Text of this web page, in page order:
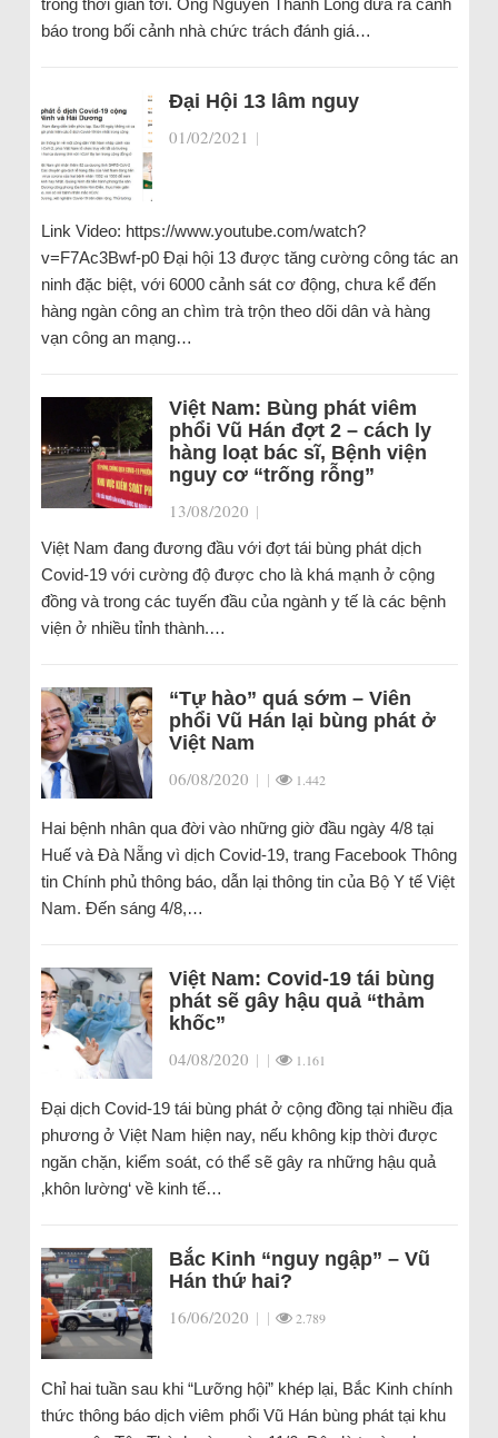
trong thời gian tới. Ông Nguyễn Thanh Long đưa ra cảnh
báo trong bối cảnh nhà chức trách đánh giá…
Đại Hội 13 lâm nguy
01/02/2021 |
Link Video: https://www.youtube.com/watch?
v=F7Ac3Bwf-p0 Đại hội 13 được tăng cường công tác an
ninh đặc biệt, với 6000 cảnh sát cơ động, chưa kể đến
hàng ngàn công an chìm trà trộn theo dõi dân và hàng
vạn công an mạng…
Việt Nam: Bùng phát viêm
phổi Vũ Hán đợt 2 – cách ly
hàng loạt bác sĩ, Bệnh viện
nguy cơ “trống rỗng”
13/08/2020 |
Việt Nam đang đương đầu với đợt tái bùng phát dịch
Covid-19 với cường độ được cho là khá mạnh ở cộng
đồng và trong các tuyến đầu của ngành y tế là các bệnh
viện ở nhiều tỉnh thành.…
“Tự hào” quá sớm – Viên
phổi Vũ Hán lại bùng phát ở
Việt Nam
06/08/2020 | | 1.442
Hai bệnh nhân qua đời vào những giờ đầu ngày 4/8 tại
Huế và Đà Nẵng vì dịch Covid-19, trang Facebook Thông
tin Chính phủ thông báo, dẫn lại thông tin của Bộ Y tế Việt
Nam. Đến sáng 4/8,…
Việt Nam: Covid-19 tái bùng
phát sẽ gây hậu quả “thảm
khốc”
04/08/2020 | | 1.161
Đại dịch Covid-19 tái bùng phát ở cộng đồng tại nhiều địa
phương ở Việt Nam hiện nay, nếu không kịp thời được
ngăn chặn, kiểm soát, có thể sẽ gây ra những hậu quả
‚khôn lường‘ về kinh tế…
Bắc Kinh “nguy ngập” – Vũ
Hán thứ hai?
16/06/2020 | | 2.789
Chỉ hai tuần sau khi “Lưỡng hội” khép lại, Bắc Kinh chính
thức thông báo dịch viêm phổi Vũ Hán bùng phát tại khu